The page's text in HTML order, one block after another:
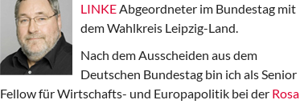
LINKEAbgeordneter im Bundestag mit
dem Wahlkreis Leipzig-Land.
Nach dem Ausscheiden aus dem
Deutschen Bundestag bin ich als Senior
Fellow für Wirtschafts- und Europapolitik bei der Rosa